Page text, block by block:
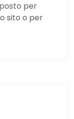
per
sito o per